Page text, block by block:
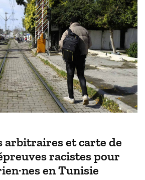
et carte de
racistes pour
en Tunisie